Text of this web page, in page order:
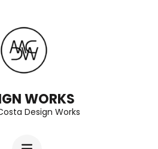
WORKS
Design Works